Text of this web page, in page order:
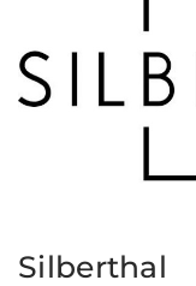
Silberthal